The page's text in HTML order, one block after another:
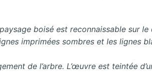
boisé est reconnaissable sur
imprimées sombres et les lignes
de l’arbre. L’œuvre est teintée